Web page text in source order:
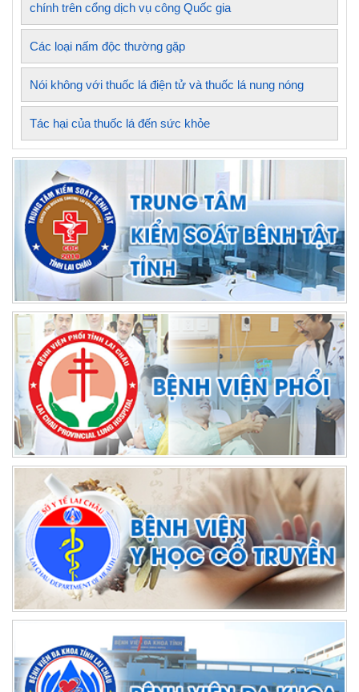
chính trên cổng dịch vụ công Quốc gia
Các loại nấm độc thường gặp
Nói không với thuốc lá điện tử và thuốc lá nung nóng
Tác hại của thuốc lá đến sức khỏe